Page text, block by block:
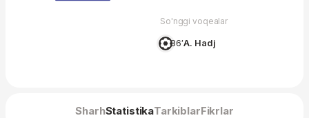
So'nggi voqealar
86′A. Hadj
SharhStatistikaTarkiblarFikrlar